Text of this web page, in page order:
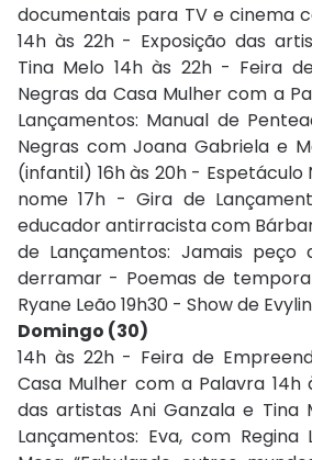
documentais para TV e cinema
14h às 22h - Exposição das
Tina Melo 14h às 22h - Feira
Negras da Casa Mulher com a
Lançamentos: Manual de
Negras com Joana Gabriela e
(infantil) 16h às 20h - Espetáculo
nome 17h - Gira de
educador antirracista com
de Lançamentos: Jamais peço
derramar - Poemas de
Ryane Leão 19h30 - Show de Evylin
Domingo (30)
14h às 22h - Feira de
Casa Mulher com a Palavra 14h
das artistas Ani Ganzala e Tina
Lançamentos: Eva, com